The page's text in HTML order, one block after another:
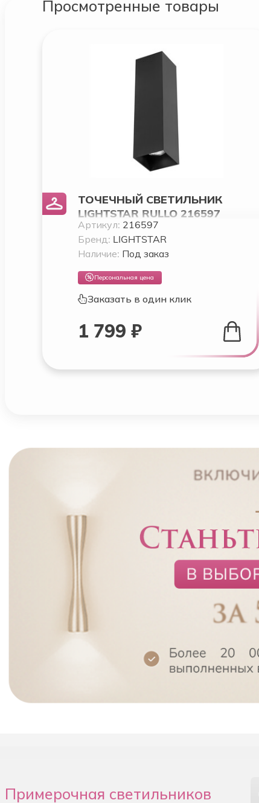
Просмотренные товары
ТОЧЕЧНЫЙ СВЕТИЛЬНИК
LIGHTSTAR RULLO 216597
Артикул: 216597
Бренд: LIGHTSTAR
Наличие: Под заказ
Персональная цена
Заказать в один клик
1 799 ₽
Примерочная светильников